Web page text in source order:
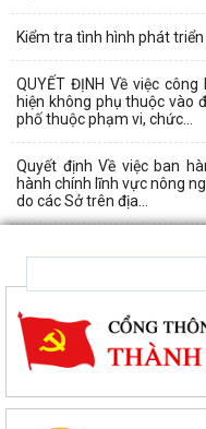
Kiểm tra tình hình phát
QUYẾT ĐỊNH Về việc
hiện không phụ thuộc vào
phố thuộc phạm vi, chức...
Quyết định Về việc ban
hành chính lĩnh vực nông
do các Sở trên địa...